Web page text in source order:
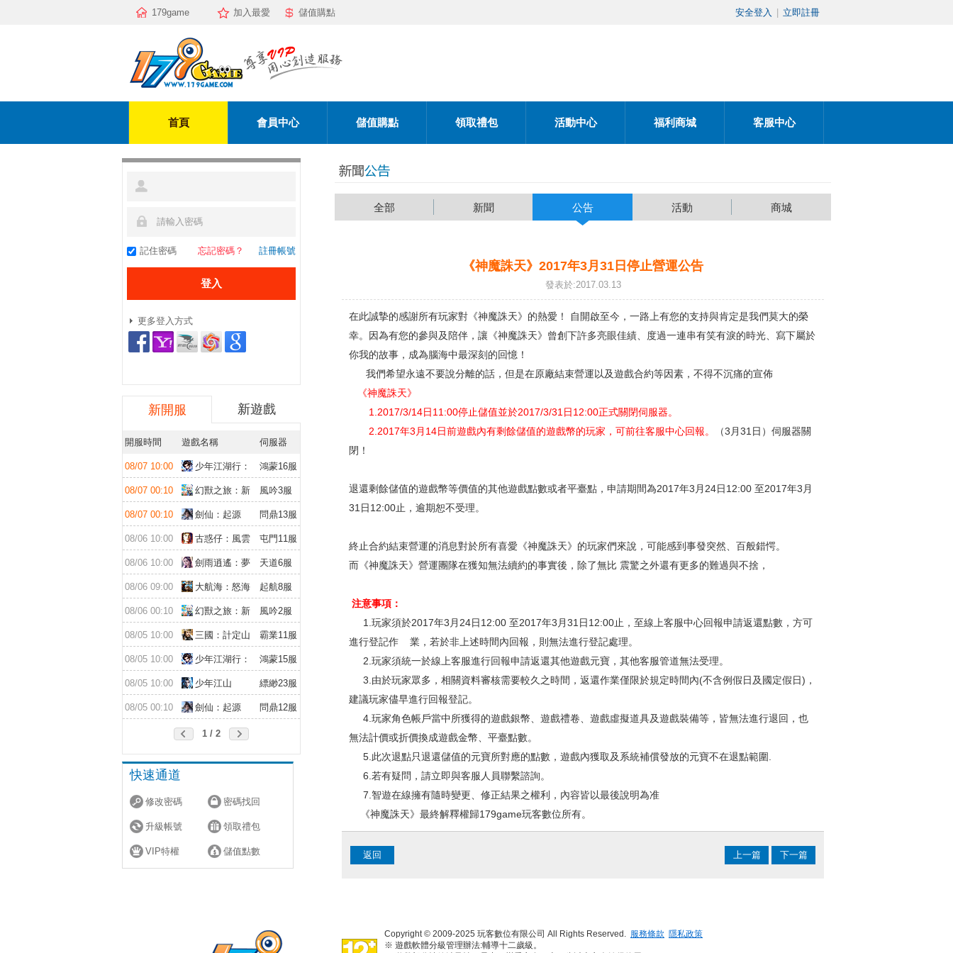
179game 加入最愛 儲值購點 安全登入 立即註冊
首頁 會員中心 儲值購點 領取禮包 活動中心 福利商城 客服中心
記住密碼 忘記密碼？ 註冊帳號
更多登入方式
新開服 新遊戲
開服時間 遊戲名稱 伺服器
08/07 10:00
少年江湖行：
福利版
鴻蒙16服
08/07 00:10
幻獸之旅：新
紀元
風吟3服
08/07 00:10 劍仙：起源 問鼎13服
08/06 10:00
古惑仔：風雲
再起
屯門11服
08/06 10:00
劍雨逍遙：夢
幻仙緣
天道6服
08/06 09:00
大航海：怒海
遠征
起航8服
08/06 00:10
幻獸之旅：新
紀元
風吟2服
08/05 10:00
三國：計定山
河
霸業11服
08/05 10:00
少年江湖行：
福利版
鴻蒙15服
08/05 10:00 少年江山 縹緲23服
08/05 00:10 劍仙：起源 問鼎12服
1 / 2
快速通道
修改密碼 密碼找回
升級帳號 領取禮包
VIP特權 儲值點數
全部 新聞 公告 活動 商城
《神魔誅天》2017年3月31日停止營運公告
發表於:2017.03.13
在此誠摯的感謝所有玩家對《神魔誅天》的熱愛！ 自開啟至今，一路上有您的支持與肯定是我們莫大的榮
幸。因為有您的參與及陪伴，讓《神魔誅天》 曾創下許多亮眼佳績、度過一連串有笑有淚的時光、寫下屬於
你我的故事，成為腦海中最深刻的回憶！
我們希望永遠不要說分離的話，但是在原廠結束營運以及遊戲合約等因素，不得不沉痛的宣佈
《神魔誅天》
1.2017/3/14日11:00停止儲值並於2017/3/31日12:00正式關閉伺服器。
2. 2017年3月14日前遊戲內有剩餘儲值的遊戲幣的玩家，可前往客服中心回報。
（3月31日）伺服器關
閉！
退還剩餘儲值的遊戲幣等價值的其他遊戲點數或者平臺點，申請期間為2017年3月24日12:00 至2017年3月
31日12:00止，逾期恕不受理。
終止合約結束營運的消息對於所有喜愛《神魔誅天》的玩家們來說，可能感到事發突然、百般錯愕。
而《神魔誅天》營運團隊在獲知無法續約的事實後，除了無比 震驚之外還有更多的難過與不捨，
注意事項：
1.玩家須於2017年3月24日12:00 至2017年3月31日12:00止，至線上客服中心回報申請返還點數，方可
進行登記作 業，若於非上述時間內回報，則無法進行登記處理。
2.玩家須統一於線上客服進行回報申請返還其他遊戲元寶，其他客服管道無法受理。
3.由於玩家眾多，相關資料審核需要較久之時間，返還作業僅限於規定時間內(不含例假日及國定假日)，
建議玩家儘早進行回報登記。
4.玩家角色帳戶當中所獲得的遊戲銀幣、遊戲禮卷、遊戲虛擬道具及遊戲裝備等，皆無法進行退回，也
無法計價或折價換成遊戲金幣、平臺點數。
5.此次退點只退還儲值的元寶所對應的點數，遊戲內獲取及系統補償發放的元寶不在退點範圍.
6.若有疑問，請立即與客服人員聯繫諮詢。
7.智遊在線擁有隨時變更、修正結果之權利，內容皆以最後說明為准
《神魔誅天》最終解釋權歸179game玩客數位所有。
返回 上一篇 下一篇
Copyright © 2009-2025 玩客數位有限公司 All Rights Reserved. 服務條款 隱私政策
※ 遊戲軟體分級管理辦法:輔導十二歲級。